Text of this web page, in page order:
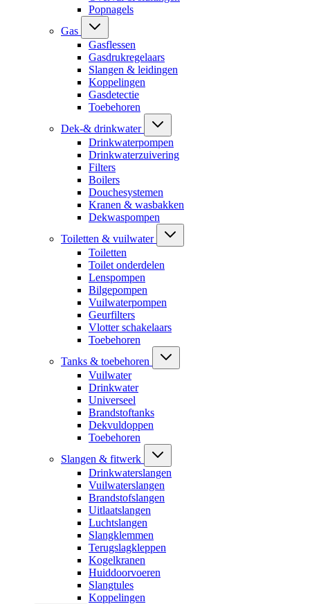
Popnagels
Gas
Gasflessen
Gasdrukregelaars
Slangen & leidingen
Koppelingen
Gasdetectie
Toebehoren
Dek-& drinkwater
Drinkwaterpompen
Drinkwaterzuivering
Filters
Boilers
Douchesystemen
Kranen & wasbakken
Dekwaspompen
Toiletten & vuilwater
Toiletten
Toilet onderdelen
Lenspompen
Bilgepompen
Vuilwaterpompen
Geurfilters
Vlotter schakelaars
Toebehoren
Tanks & toebehoren
Vuilwater
Drinkwater
Universeel
Brandstoftanks
Dekvuldoppen
Toebehoren
Slangen & fitwerk
Drinkwaterslangen
Vuilwaterslangen
Brandstofslangen
Uitlaatslangen
Luchtslangen
Slangklemmen
Terugslagkleppen
Kogelkranen
Huiddoorvoeren
Slangtules
Koppelingen